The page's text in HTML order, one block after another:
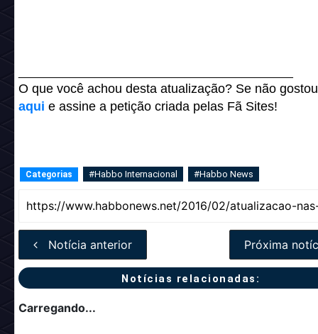
O que você achou desta atualização? Se não
aqui e assine a petição criada pelas Fã Sites!
Categorias #Habbo Internacional #Habbo News
Notícia anterior Próxima
Notícias relacionadas:
Carregando...